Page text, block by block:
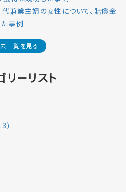
代兼業主婦の女性について、賠償金
事例
一覧を見る
リーリスト